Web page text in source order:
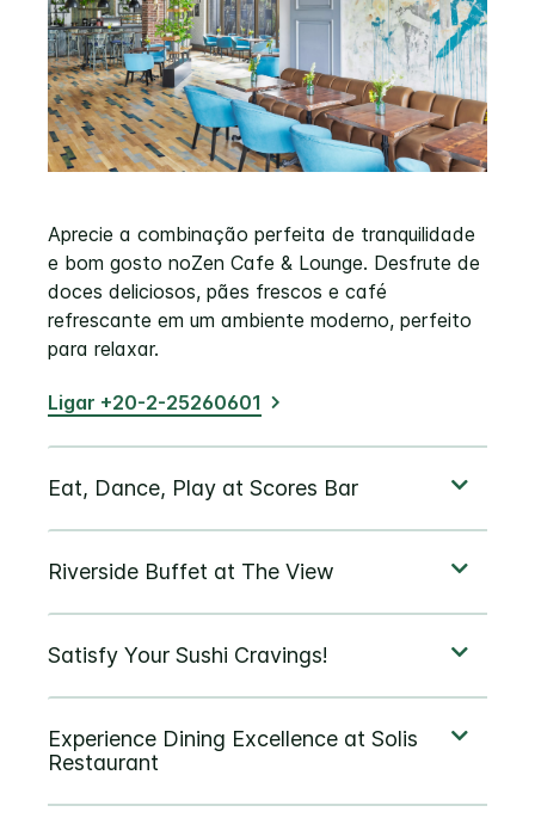
Aprecie a combinação perfeita de tranquilidade
e bom gosto noZen Cafe & Lounge. Desfrute de
doces deliciosos, pães frescos e café
refrescante em um ambiente moderno, perfeito
para relaxar.
Ligar +20-2-25260601